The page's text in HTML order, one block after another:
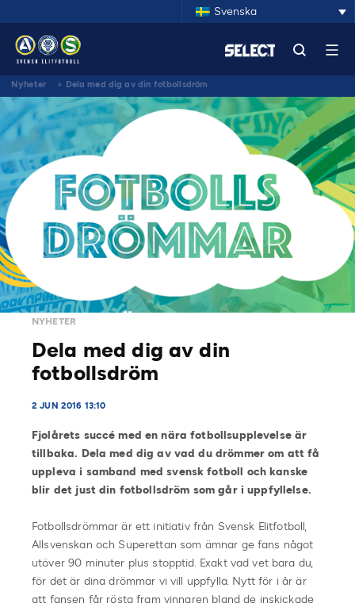
Svenska
Nyheter > Dela med dig av din fotbollsdröm
NYHETER
Dela med dig av din
fotbollsdröm
2 JUN 2016 13:10
Fjolårets succé med en nära fotbollsupplevelse är
tillbaka. Dela med dig av vad du drömmer om att få
uppleva i samband med svensk fotboll och kanske
blir det just din fotbollsdröm som går i uppfyllelse.
Fotbollsdrömmar är ett initiativ från Svensk Elitfotboll,
Allsvenskan och Superettan som ämnar ge fans något
utöver 90 minuter plus stopptid. Exakt vad vet bara du,
för det är dina drömmar vi vill uppfylla. Nytt för i år är
att fansen får rösta fram vinnaren bland de inskickade